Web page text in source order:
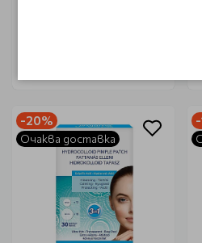
-20%
Очаква доставка